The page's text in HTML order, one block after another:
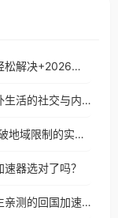
在法国用哔哩哔哩地区限制怎么办？轻松解决+2026世界杯看球攻略
在新西兰用探探地区限制怎么办？海外生活的社交与内容之困
欧洲杯直播CCTV5怎么看？海外党突破地域限制的实用指南
器选对了吗？
国外看不了哔哩哔哩怎么办呀？留学生亲测的回国加速全攻略（含酷我音乐渤海银行解决方法）